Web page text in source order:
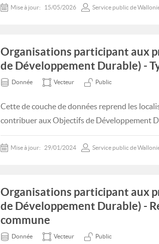
Mise à jour: 15/05/2026 Service public de
Organisations participant aux
de Développement Durable) -
Donnée Vecteur Public
Cette de couche de données reprend les
contribuer aux Objectifs de Développement
Mise à jour: 29/01/2024 Service public de
Organisations participant aux
de Développement Durable) -
commune
Donnée Vecteur Public